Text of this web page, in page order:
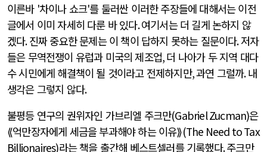
이른바 '차이나 쇼크'를 둘러싼 이러한 주장들에 대해서는 이전
글에서 이미 자세히 다룬 바 있다.여기서는 더 길게 논하지 않
겠다.진짜 중요한 문제는 이 책이 답하지 못하는 질문이다.저자
들은 무역전쟁이 유럽과 미국의 제조업,더 나아가 두 지역 대다
수 시민에게 해결책이 될 것이라고 전제하지만,과연 그럴까.내
생각은 그렇지 않다.
불평등 연구의 권위자인 가브리엘 주크만(Gabriel Zucman)은
⟪억만장자에게 세금을 부과해야 하는 이유⟫(The Need to Tax
Billionaires)라는 책을 출간해 베스트셀러를 기록했다.주크만